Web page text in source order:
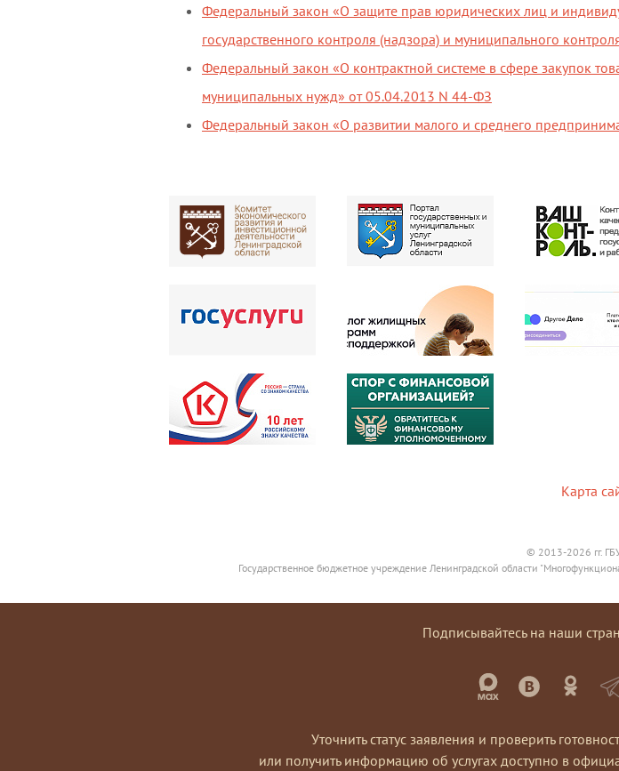
Федеральный закон «О защите прав юридических лиц и
государственного контроля (надзора) и муниципального
Федеральный закон «О контрактной системе в сфере закупок
муниципальных нужд» от 05.04.2013 N 44-ФЗ
Федеральный закон «О развитии малого и среднего
Карта
© 2013-2026 гг.
Государственное бюджетное учреждение Ленинградской области
Подписывайтесь на наши
Уточнить статус заявления и проверить
или получить информацию об услугах доступно в